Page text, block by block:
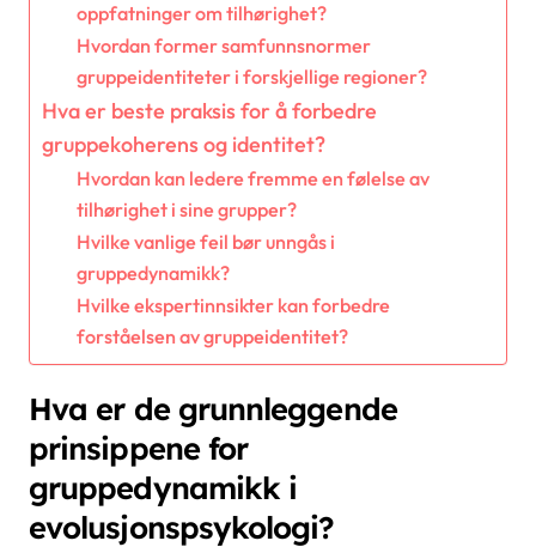
oppfatninger om tilhørighet?
Hvordan former samfunnsnormer
gruppeidentiteter i forskjellige regioner?
Hva er beste praksis for å forbedre
gruppekoherens og identitet?
Hvordan kan ledere fremme en følelse av
tilhørighet i sine grupper?
Hvilke vanlige feil bør unngås i
gruppedynamikk?
Hvilke ekspertinnsikter kan forbedre
forståelsen av gruppeidentitet?
Hva er de grunnleggende
prinsippene for
gruppedynamikk i
evolusjonspsykologi?